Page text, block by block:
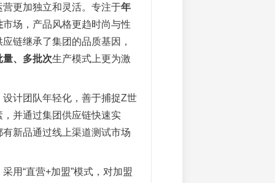
营更加独立和灵活。专注于年
市场，产品风格更趋时尚与性
链继承了集团的品质基因，
量、多批次生产模式上更为激
设计团队年轻化，善于捕捉Z世
，并通过集团供应链快速实
新品通过线上渠道测试市场
采用“直营+加盟”模式，对加盟